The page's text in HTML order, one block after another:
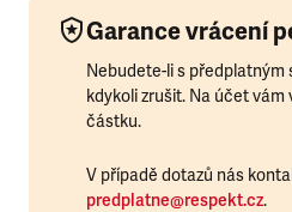
Garance vrácení
Nebudete-li s předplatným
kdykoli zrušit. Na účet
částku.
V případě dotazů nás
predplatne@respekt.cz.